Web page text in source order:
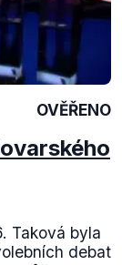
OVĚŘENO
Taková byla
debat